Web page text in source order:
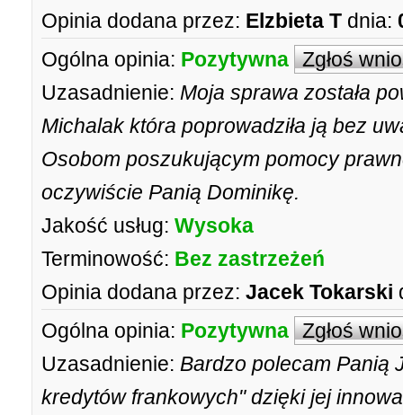
Opinia dodana przez: Elzbieta T dnia:
Ogólna opinia: Pozytywna Zgłoś
Uzasadnienie: Moja sprawa została
Michalak która poprowadziła ją bez
Osobom poszukującym pomocy
oczywiście Panią Dominikę.
Jakość usług: Wysoka
Terminowość: Bez zastrzeżeń
Opinia dodana przez: Jacek Tokarski
Ogólna opinia: Pozytywna Zgłoś
Uzasadnienie: Bardzo polecam Panią
kredytów frankowych" dzięki jej